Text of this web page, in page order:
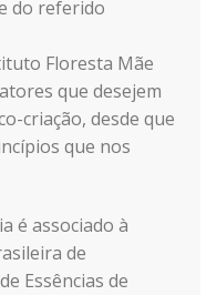
do referido
Floresta Mãe
que desejem
criação, desde que
que nos
é associado à
de
Essências de